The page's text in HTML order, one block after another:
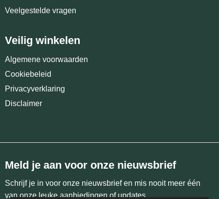
Veelgestelde vragen
Veilig winkelen
Algemene voorwaarden
Cookiebeleid
Privacyverklaring
Disclaimer
Meld je aan voor onze nieuwsbrief
Schrijf je in voor onze nieuwsbrief en mis nooit meer één
van onze leuke aanbiedingen of updates.